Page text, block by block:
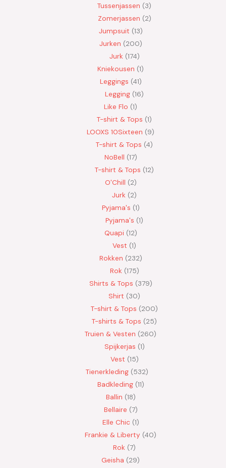
Tussenjassen
3
Zomerjassen 2
Jumpsuit 13
Jurken 200
Jurk 174
Kniekousen 1
Leggings 41
Legging 16
Like Flo 1
T-shirt & Tops 1
LOOXS 10Sixteen
9
T-shirt & Tops 4
NoBell 17
T-shirt & Tops 12
O'Chill 2
Jurk 2
Pyjama's 1
Pyjama's 1
Quapi 12
Vest 1
Rokken 232
Rok 175
Shirts & Tops 379
Shirt
30
T-shirt & Tops
200
T-shirts & Tops
25
Truien & Vesten
260
Spijkerjas 1
Vest 15
Tienerkleding 532
Badkleding 11
Ballin 18
Bellaire 7
Elle Chic 1
Frankie & Liberty 40
Rok 7
Geisha
29